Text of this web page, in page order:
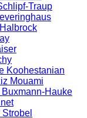
Traup
Koohestanian
Mouami
Hauke